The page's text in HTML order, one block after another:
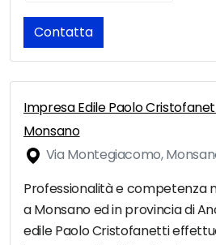
Contatta
Impresa Edile Paolo
Monsano
Via Montegiacomo,
Professionalità e competenza
a Monsano ed in provincia di
edile Paolo Cristofanetti